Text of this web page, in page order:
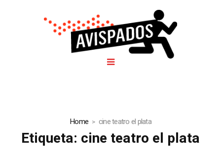
Home cine teatro el plata
Etiqueta: cine teatro el plata